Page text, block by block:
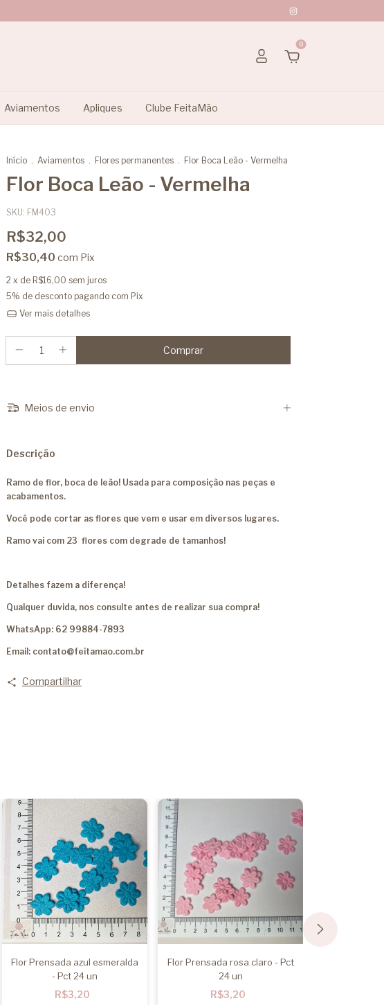
0
Aviamentos Apliques Clube FeitaMão
Início . Aviamentos . Flores permanentes . Flor Boca Leão - Vermelha
Flor Boca Leão - Vermelha
SKU: FM403
R$32,00
R$30,40 com Pix
2 x de R$16,00 sem juros
5% de desconto pagando com Pix
Ver mais detalhes
Meios de envio
Descrição
Ramo de flor, boca de leão! Usada para composição nas peças e
acabamentos.
Você pode cortar as flores que vem e usar em diversos lugares.
Ramo vai com 23 flores com degrade de tamanhos!
Detalhes fazem a diferença!
Qualquer duvida, nos consulte antes de realizar sua compra!
WhatsApp: 62 99884-7893
Email: contato@feitamao.com.br
Compartilhar
Flor Prensada azul esmeralda
- Pct 24 un
R$3,20
Flor Prensada rosa claro - Pct
24 un
R$3,20